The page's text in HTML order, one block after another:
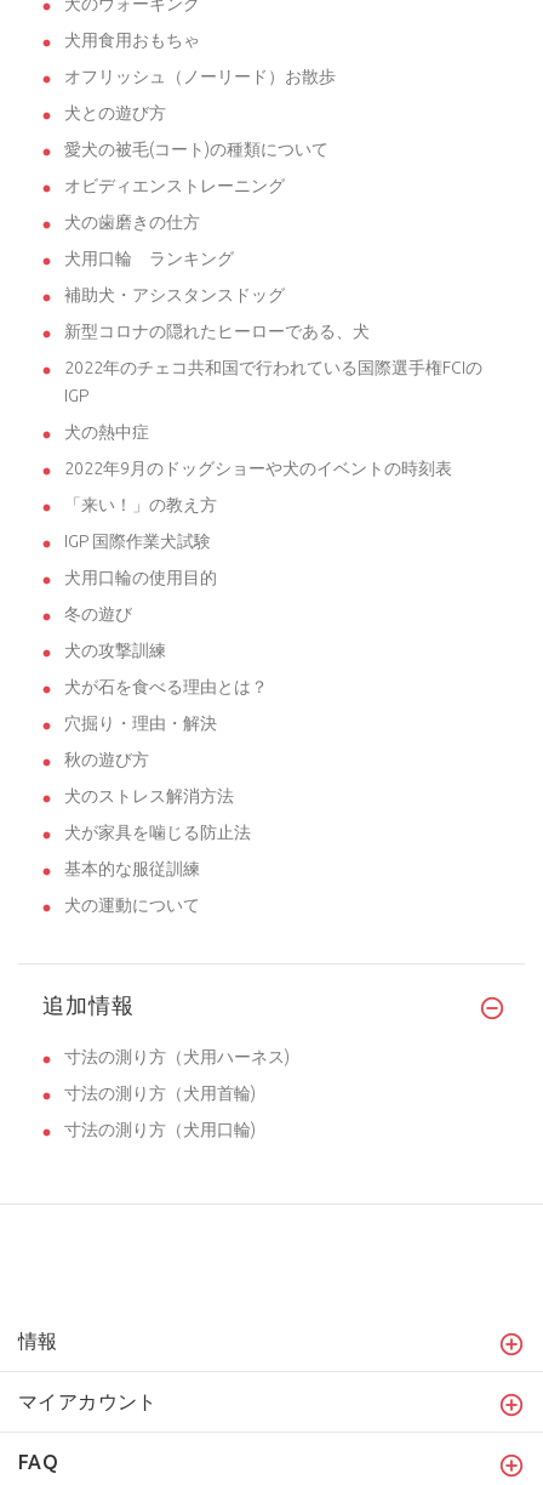
犬用食用おもちゃ
オフリッシュ（ノーリード）お散歩
犬との遊び方
愛犬の被毛(コート)の種類について
オビディエンストレーニング
犬の歯磨きの仕方
犬用口輪 ランキング
補助犬・アシスタンスドッグ
新型コロナの隠れたヒーローである、犬
2022年のチェコ共和国で行われている国際選手権FCIの
IGP
犬の熱中症
2022年9月のドッグショーや犬のイベントの時刻表
「来い！」の教え方
IGP 国際作業犬試験
犬用口輪の使用目的
冬の遊び
犬の攻撃訓練
犬が石を食べる理由とは？
穴掘り・理由・解決
秋の遊び方
犬のストレス解消方法
犬が家具を噛じる防止法
基本的な服従訓練
犬の運動について
追加情報
寸法の測り方（犬用ハーネス)
寸法の測り方（犬用首輪)
寸法の測り方（犬用口輪)
情報
マイアカウント
FAQ